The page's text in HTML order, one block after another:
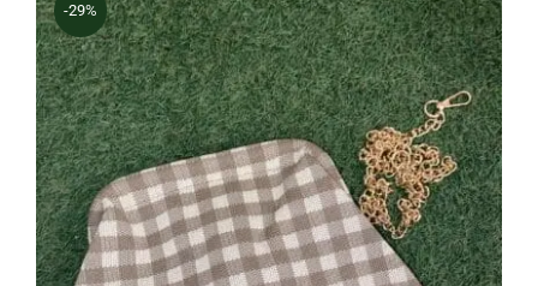
-29%
Bolso Vichy